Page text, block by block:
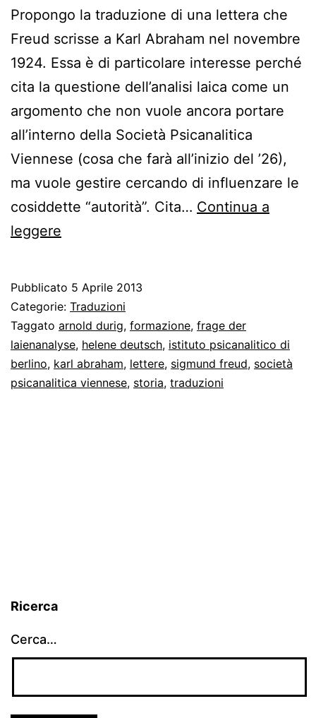
Propongo la traduzione di una lettera che
Freud scrisse a Karl Abraham nel novembre
1924. Essa è di particolare interesse perché
cita la questione dell’analisi laica come un
argomento che non vuole ancora portare
all’interno della Società Psicanalitica
Viennese (cosa che farà all’inizio del ’26),
ma vuole gestire cercando di influenzare le
cosiddette “autorità”. Cita… Continua a
leggere
ad
Abraham
sull’analisi
laica
Pubblicato 5 Aprile 2013
Categorie: Traduzioni
Taggato arnold durig, formazione, frage der
laienanalyse, helene deutsch, istituto psicanalitico di
berlino, karl abraham, lettere, sigmund freud, società
psicanalitica viennese, storia, traduzioni
Ricerca
Cerca…